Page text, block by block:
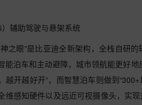
6）辅助驾驶与悬架系统
神之眼”是比亚迪全新架构，全栈自研
能泊车和主动避障，城市领航能更好
越开越好开”，而智慧泊车则做到
维感知硬件以及远近可视摄像头，实